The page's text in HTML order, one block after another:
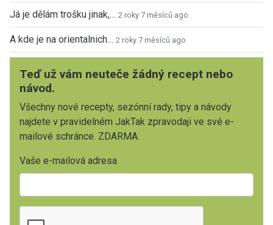
Já je dělám trošku jinak,… 2 roky 7 měsíců ago
A kde je na orientalnich… 2 roky 7 měsíců ago
Teď už vám neuteče žádný recept nebo
návod.
Všechny nové recepty, sezónní rady, tipy a návody
najdete v pravidelném JakTak zpravodaji ve své e-
mailové schránce. ZDARMA.
Vaše e-mailová adresa